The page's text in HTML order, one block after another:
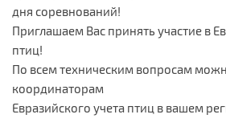
дня соревнований!
Приглашаем Вас принять участие в
птиц!
По всем техническим вопросам
координаторам
Евразийского учета птиц в вашем